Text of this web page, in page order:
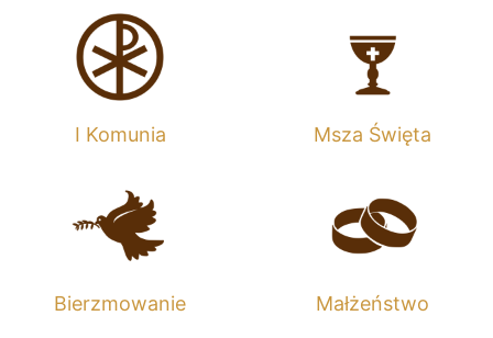
I Komunia Msza Święta
Bierzmowanie Małżeństwo